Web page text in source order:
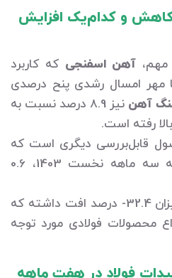
و کدام‌یک افزایش
آهن اسفنجی که کاربرد
مهر امسال رشدی پنح درصدی
آهن
نیز 8.9 درصد نسبت به
رفته است.
قابل‌بررسی دیگری است که
امسال تولید آن نسبت به سه ماهه نخست 1403، 0.6
نیز به میزان 32.4- درصد افت داشته که
محصولات فولادی مورد توجه
فولاد در هفت ماهه